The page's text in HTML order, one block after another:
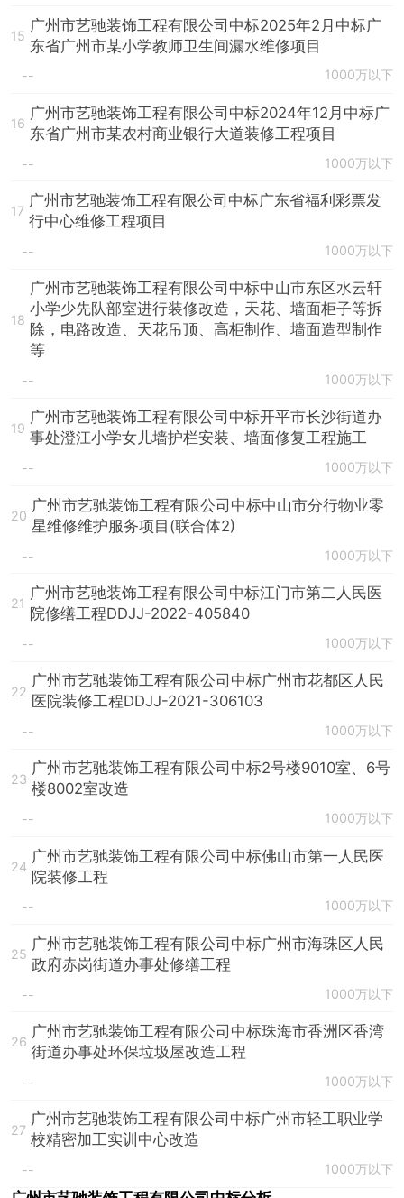
15
广州市艺驰装饰工程有限公司中标2025年2月中标广
东省广州市某小学教师卫生间漏水维修项目
-- 1000万以下
16
广州市艺驰装饰工程有限公司中标2024年12月中标广
东省广州市某农村商业银行大道装修工程项目
-- 1000万以下
17
广州市艺驰装饰工程有限公司中标广东省福利彩票发
行中心维修工程项目
-- 1000万以下
18
广州市艺驰装饰工程有限公司中标中山市东区水云轩
小学少先队部室进行装修改造，天花、墙面柜子等拆
除，电路改造、天花吊顶、高柜制作、墙面造型制作
等
-- 1000万以下
19
广州市艺驰装饰工程有限公司中标开平市长沙街道办
事处澄江小学女儿墙护栏安装、墙面修复工程施工
-- 1000万以下
20
广州市艺驰装饰工程有限公司中标中山市分行物业零
星维修维护服务项目(联合体2)
-- 1000万以下
21
广州市艺驰装饰工程有限公司中标江门市第二人民医
院修缮工程DDJJ-2022-405840
-- 1000万以下
22
广州市艺驰装饰工程有限公司中标广州市花都区人民
医院装修工程DDJJ-2021-306103
-- 1000万以下
23
广州市艺驰装饰工程有限公司中标2号楼9010室、6号
楼8002室改造
-- 1000万以下
24
广州市艺驰装饰工程有限公司中标佛山市第一人民医
院装修工程
-- 1000万以下
25
广州市艺驰装饰工程有限公司中标广州市海珠区人民
政府赤岗街道办事处修缮工程
-- 1000万以下
26
广州市艺驰装饰工程有限公司中标珠海市香洲区香湾
街道办事处环保垃圾屋改造工程
-- 1000万以下
27
广州市艺驰装饰工程有限公司中标广州市轻工职业学
校精密加工实训中心改造
-- 1000万以下